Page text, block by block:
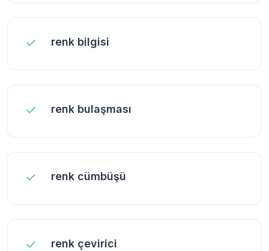
renk bilgisi
renk bulaşması
renk cümbüşü
renk çevirici